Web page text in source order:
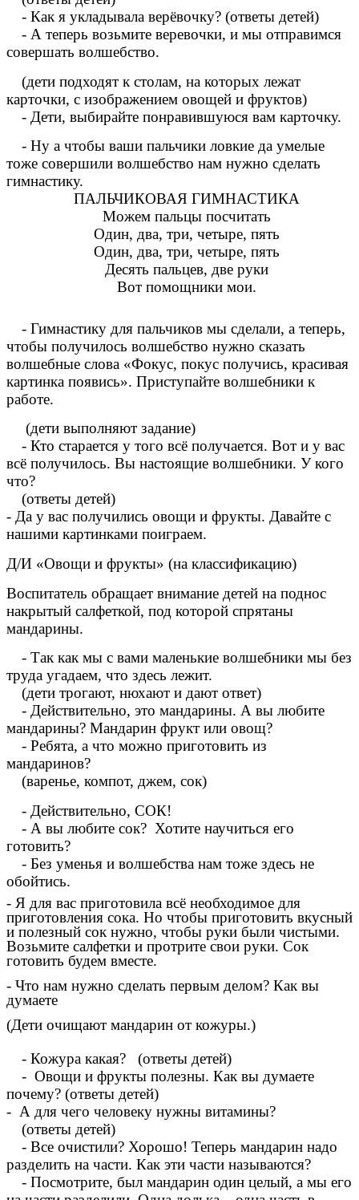
- Как я укладывала верёвочку? (ответы детей)
- А теперь возьмите веревочки, и мы отправимся
совершать волшебство.
(дети подходят к столам, на которых лежат
карточки, с изображением овощей и фруктов)
- Дети, выбирайте понравившуюся вам карточку.
- Ну а чтобы ваши пальчики ловкие да умелые
тоже совершили волшебство нам нужно сделать
гимнастику.
ПАЛЬЧИКОВАЯ ГИМНАСТИКА
Можем пальцы посчитать
Один, два, три, четыре, пять
Один, два, три, четыре, пять
Десять пальцев, две руки
Вот помощники мои.
- Гимнастику для пальчиков мы сделали, а теперь,
чтобы получилось волшебство нужно сказать
волшебные слова «Фокус, покус получись, красивая
картинка появись». Приступайте волшебники к
работе.
(дети выполняют задание)
- Кто старается у того всё получается. Вот и у вас
всё получилось. Вы настоящие волшебники. У кого
что?
(ответы детей)
- Да у вас получились овощи и фрукты. Давайте с
нашими картинками поиграем.
Д/И «Овощи и фрукты» (на классификацию)
Воспитатель обращает внимание детей на поднос
накрытый салфеткой, под которой спрятаны
мандарины.
- Так как мы с вами маленькие волшебники мы без
труда угадаем, что здесь лежит.
(дети трогают, нюхают и дают ответ)
- Действительно, это мандарины. А вы любите
мандарины? Мандарин фрукт или овощ?
- Ребята, а что можно приготовить из
мандаринов?
(варенье, компот, джем, сок)
- Действительно, СОК!
- А вы любите сок? Хотите научиться его
готовить?
- Без уменья и волшебства нам тоже здесь не
обойтись.
- Я для вас приготовила всё необходимое для
приготовления сока. Но чтобы приготовить вкусный
и полезный сок нужно, чтобы руки были чистыми.
Возьмите салфетки и протрите свои руки. Сок
готовить будем вместе.
- Что нам нужно сделать первым делом? Как вы
думаете
(Дети очищают мандарин от кожуры.)
- Кожура какая? (ответы детей)
- Овощи и фрукты полезны. Как вы думаете
почему? (ответы детей)
- А для чего человеку нужны витамины?
(ответы детей)
- Все очистили? Хорошо! Теперь мандарин надо
разделить на части. Как эти части называются?
- Посмотрите, был мандарин один целый, а мы его